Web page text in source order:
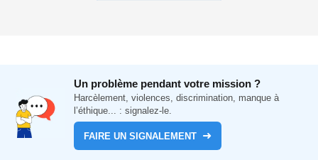
Un problème pendant votre mission ?
Harcèlement, violences, discrimination, manque à
l’éthique... : signalez-le.
FAIRE UN SIGNALEMENT